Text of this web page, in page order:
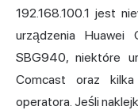
192.168.100.1 jest
urządzenia Huawei
SBG940, niektóre
Comcast oraz
operatora. Jeśli